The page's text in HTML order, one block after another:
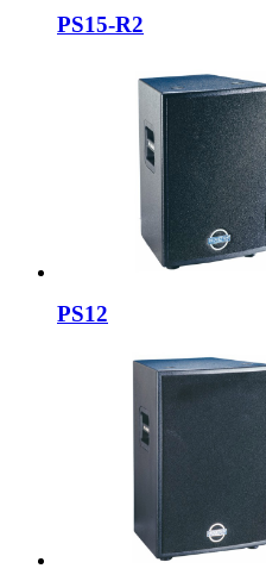
PS15-R2
PS12